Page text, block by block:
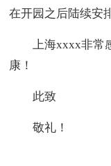
在开园之后陆续安
上海xxxx非
康！
此致
敬礼！